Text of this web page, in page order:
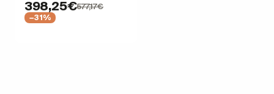
398,25€577,17€
−31%